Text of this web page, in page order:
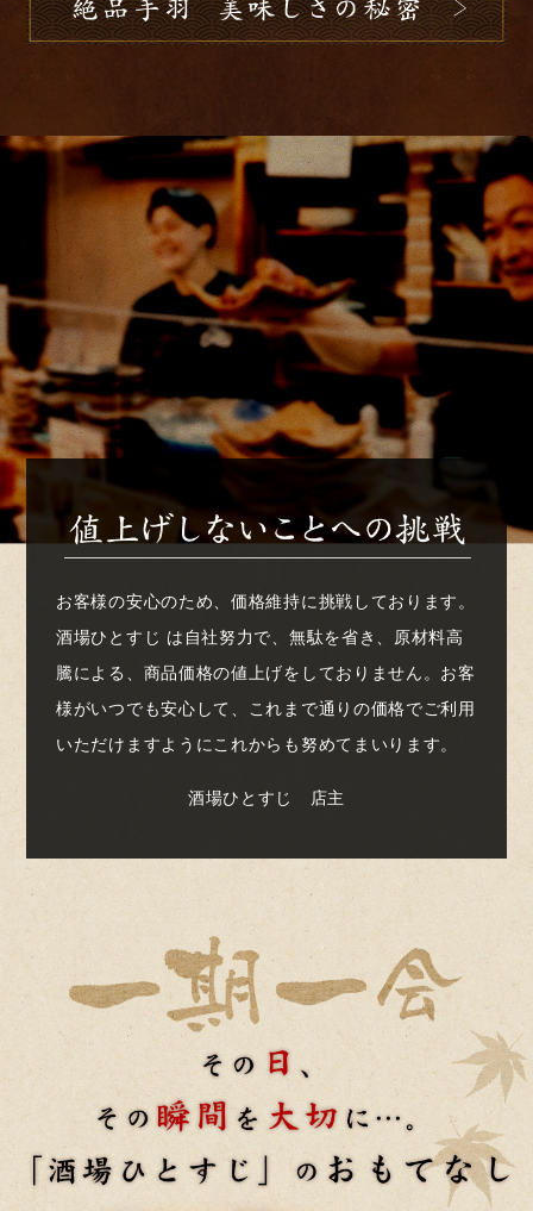
お客様の安心のため、価格維持に挑戦しております。
酒場ひとすじ は自社努力で、無駄を省き、原材料高
騰による、商品価格の値上げをしておりません。お客
様がいつでも安心して、これまで通りの価格でご利用
いただけますようにこれからも努めてまいります。
酒場ひとすじ 店主